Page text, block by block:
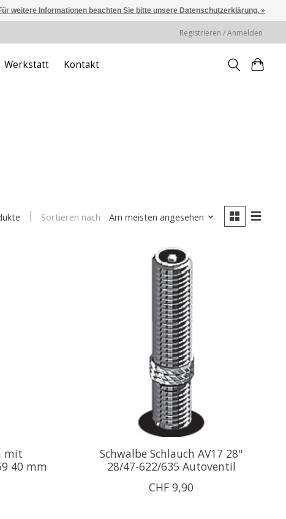
Registrieren / Anmelden
Werkstatt Kontakt
Sortieren nach Am meisten angesehen
mit
40 mm
Schwalbe Schlauch AV17 28"
28/47-622/635 Autoventil
CHF 9,90
weitere Informationen beachten Sie bitte unsere Datenschutzerklärung. »